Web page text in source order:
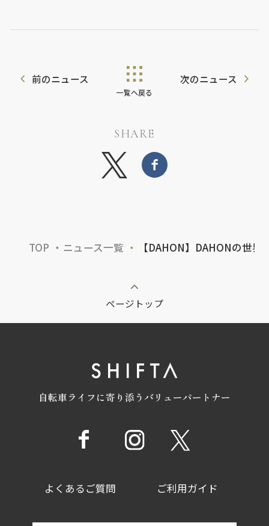
前のニュース
一覧へ戻る
次のニュース
SHARE
TOP ニュース一覧 【DAHON】DAHONの世
ページトップ
自転車ライフに寄り添うバリューパートナー
よくあるご質問 ご利用ガイド